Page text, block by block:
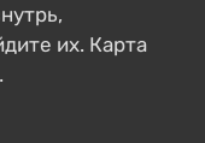
их. Карта